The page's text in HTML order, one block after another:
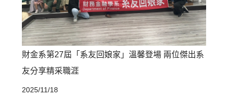
財金系第27屆「系友回娘家」溫馨登場 兩位傑出系
友分享精采職涯
2025/11/18